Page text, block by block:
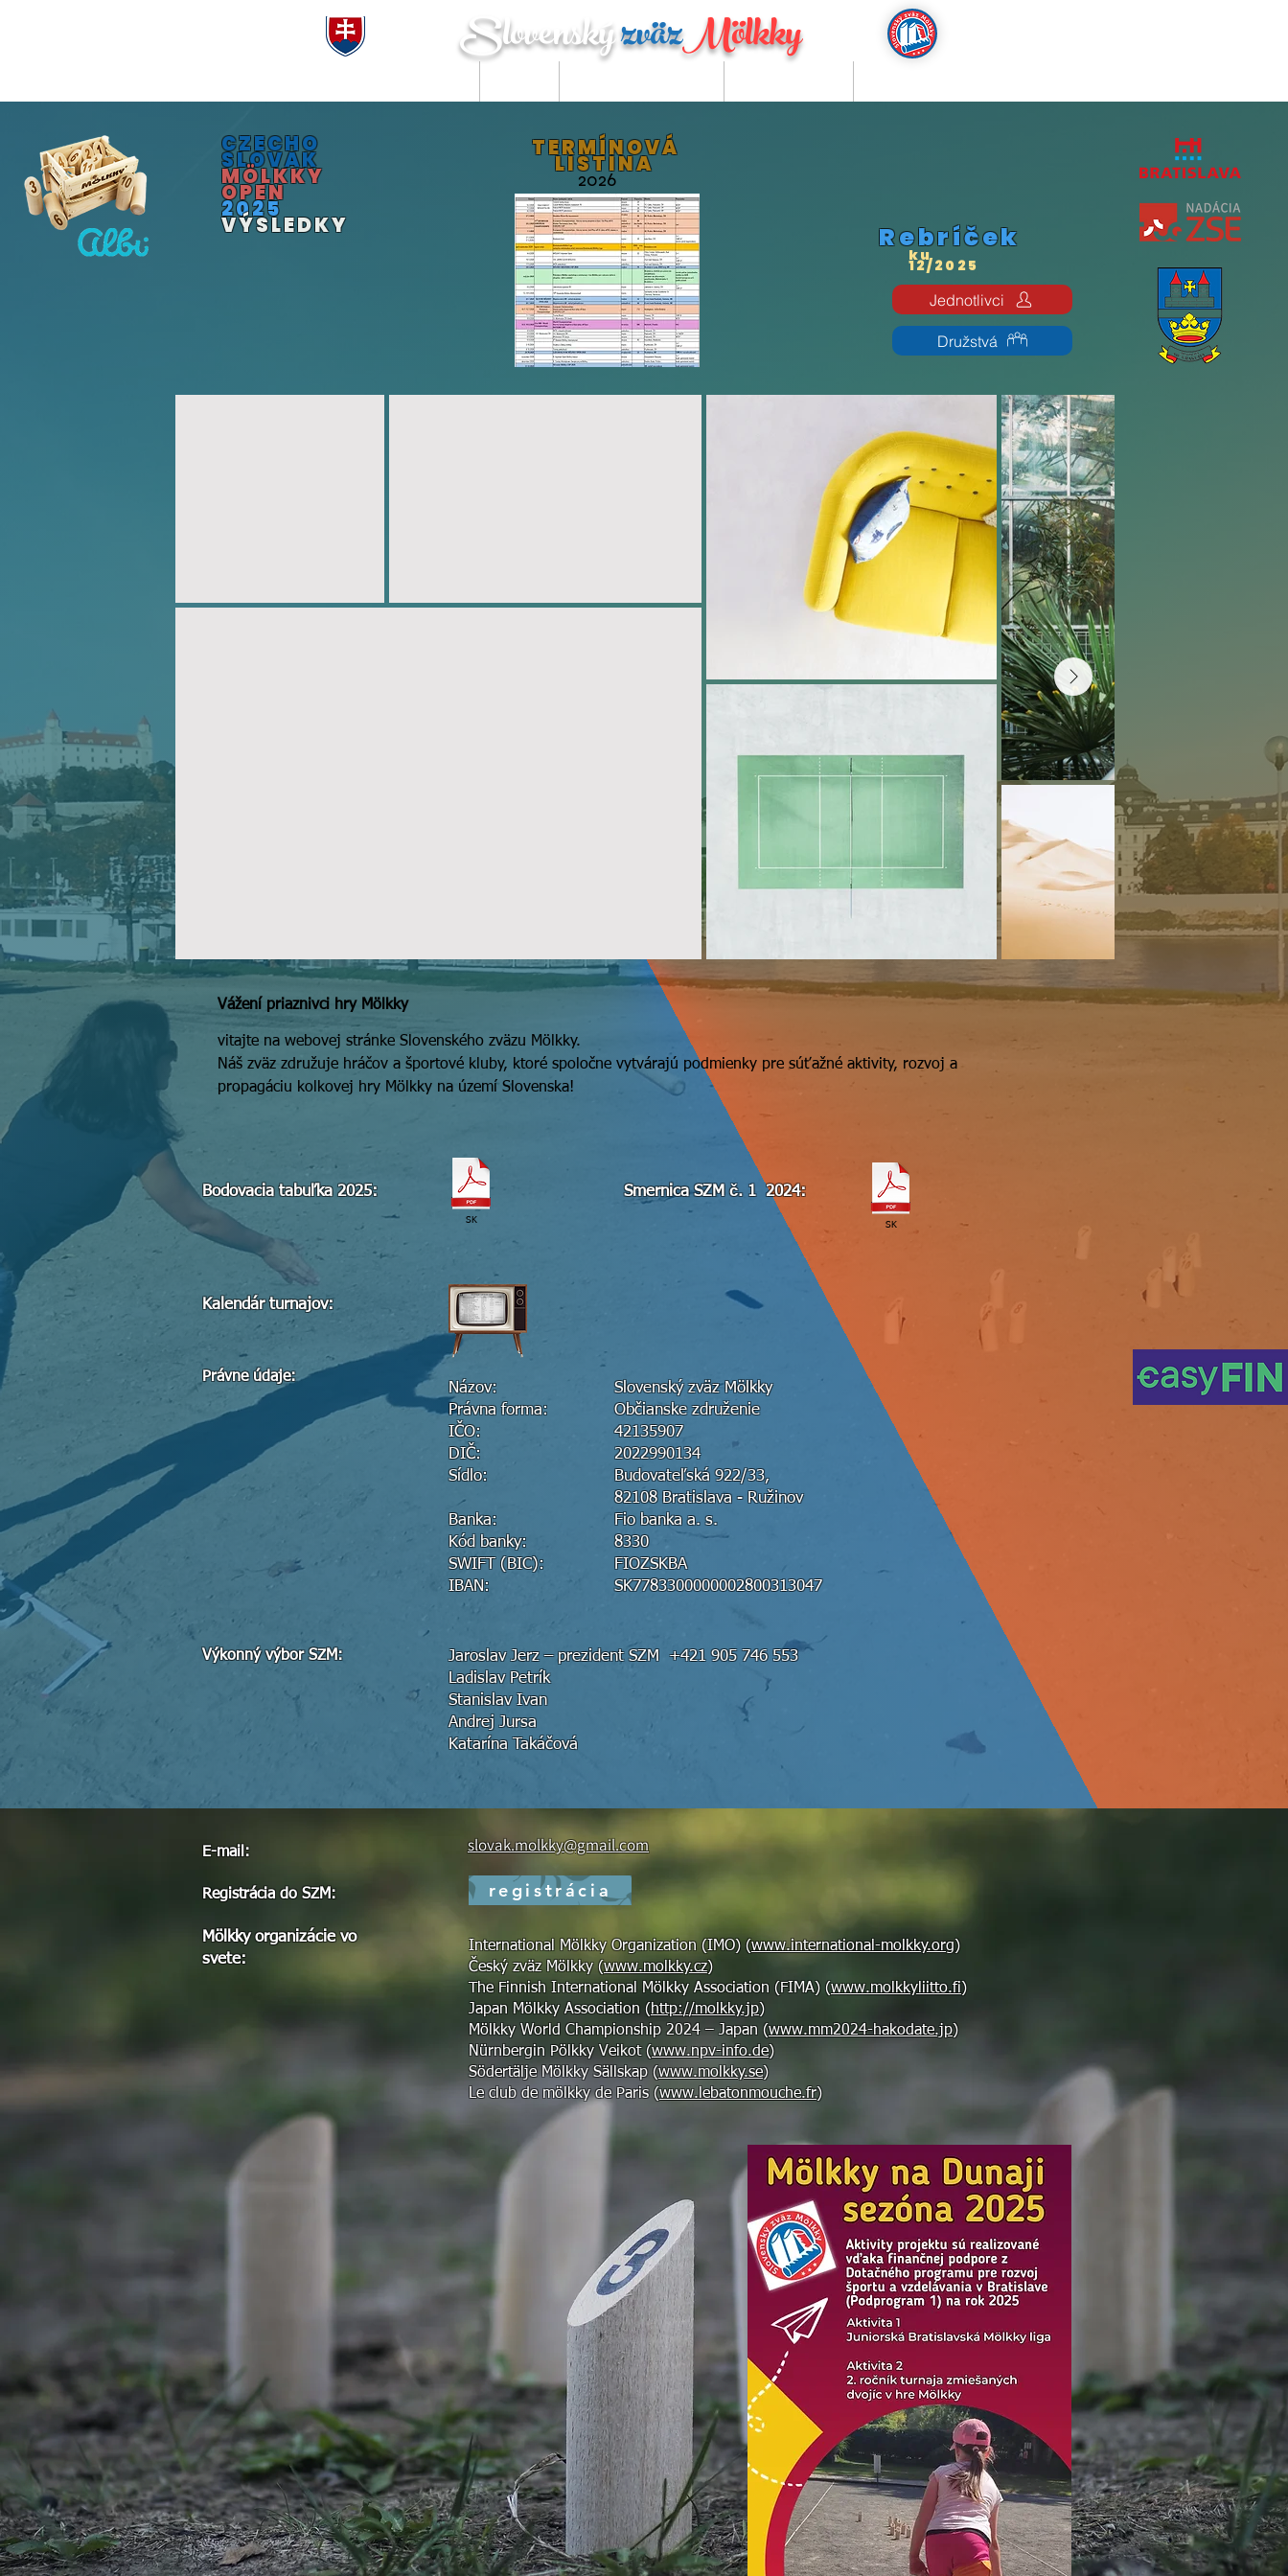
SlovenskýzväzMölkky
CZECHO
SLOVAK
MÖLKKY
OPEN
2025
VÝSLEDKY
TERMÍNOVÁ
LISTINA
2026
Rebríček
ku
12/2025
Jednotlivci
Družstvá
Vážení priaznivci hry Mölkky
vitajte na webovej stránke Slovenského zväzu Mölkky.
Náš zväz združuje hráčov a športové kluby, ktoré spoločne vytvárajú podmienky pre súťažné aktivity, rozvoj a
propagáciu kolkovej hry Mölkky na území Slovenska!
Bodovacia tabuľka 2025:
SK
Kalendár turnajov:
Právne údaje:
Názov:
Právna forma:
IČO:
DIČ:
Sídlo:
Banka:
Kód banky:
SWIFT (BIC):
IBAN:
Smernica SZM č. 1 2024:
SK
Slovenský zväz Mölkky
Občianske združenie
42135907
2022990134
Budovateľská 922/33,
82108 Bratislava - Ružinov
Fio banka a. s.
8330
FIOZSKBA
SK7783300000002800313047
Výkonný výbor SZM:
Jaroslav Jerz – prezident SZM +421 905 746 553
Ladislav Petrík
Stanislav Ivan
Andrej Jursa
Katarína Takáčová
E-mail:
Registrácia do SZM:
Mölkky organizácie vo
svete:
slovak.molkky@gmail.com
registrácia
International Mölkky Organization (IMO) (www.international-molkky.org)
Český zväz Mölkky (www.molkky.cz)
The Finnish International Mölkky Association (FIMA) (www.molkkyliitto.fi)
Japan Mölkky Association (http://molkky.jp)
Mölkky World Championship 2024 – Japan (www.mm2024-hakodate.jp)
Nürnbergin Pölkky Veikot (www.npv-info.de)
Södertälje Mölkky Sällskap (www.molkky.se)
Le club de mölkky de Paris (www.lebatonmouche.fr)